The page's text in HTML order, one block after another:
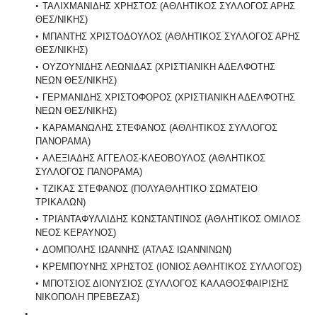
ΤΑΛΙΧΜΑΝΙΔΗΣ ΧΡΗΣΤΟΣ (ΑΘΛΗΤΙΚΟΣ ΣΥΛΛΟΓΟΣ ΑΡΗΣ
ΘΕΣ/ΝΙΚΗΣ)
ΜΠΑΝΤΗΣ ΧΡΙΣΤΟΔΟΥΛΟΣ (ΑΘΛΗΤΙΚΟΣ ΣΥΛΛΟΓΟΣ ΑΡΗΣ
ΘΕΣ/ΝΙΚΗΣ)
ΟΥΖΟΥΝΙΔΗΣ ΛΕΩΝΙΔΑΣ (ΧΡΙΣΤΙΑΝΙΚΗ ΑΔΕΛΦΟΤΗΣ
ΝΕΩΝ ΘΕΣ/ΝΙΚΗΣ)
ΓΕΡΜΑΝΙΔΗΣ ΧΡΙΣΤΟΦΟΡΟΣ (ΧΡΙΣΤΙΑΝΙΚΗ ΑΔΕΛΦΟΤΗΣ
ΝΕΩΝ ΘΕΣ/ΝΙΚΗΣ)
ΚΑΡΑΜΑΝΩΛΗΣ ΣΤΕΦΑΝΟΣ (ΑΘΛΗΤΙΚΟΣ ΣΥΛΛΟΓΟΣ
ΠΑΝΟΡΑΜΑ)
ΑΛΕΞΙΑΔΗΣ ΑΓΓΕΛΟΣ-ΚΛΕΟΒΟΥΛΟΣ (ΑΘΛΗΤΙΚΟΣ
ΣΥΛΛΟΓΟΣ ΠΑΝΟΡΑΜΑ)
ΤΖΙΚΑΣ ΣΤΕΦΑΝΟΣ (ΠΟΛΥΑΘΛΗΤΙΚΟ ΣΩΜΑΤΕΙΟ
ΤΡΙΚΑΛΩΝ)
ΤΡΙΑΝΤΑΦΥΛΛΙΔΗΣ ΚΩΝΣΤΑΝΤΙΝΟΣ (ΑΘΛΗΤΙΚΟΣ ΟΜΙΛΟΣ
ΝΕΟΣ ΚΕΡΑΥΝΟΣ)
ΔΟΜΠΟΛΗΣ ΙΩΑΝΝΗΣ (ΑΤΛΑΣ ΙΩΑΝΝΙΝΩΝ)
ΚΡΕΜΠΟΥΝΗΣ ΧΡΗΣΤΟΣ (ΙΟΝΙΟΣ ΑΘΛΗΤΙΚΟΣ ΣΥΛΛΟΓΟΣ)
ΜΠΟΤΣΙΟΣ ΔΙΟΝΥΣΙΟΣ (ΣΥΛΛΟΓΟΣ ΚΑΛΑΘΟΣΦΑΙΡΙΣΗΣ
ΝΙΚΟΠΟΛΗ ΠΡΕΒΕΖΑΣ)